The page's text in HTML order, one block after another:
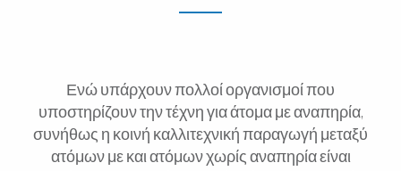
Ενώ υπάρχουν πολλοί οργανισμοί που
υποστηρίζουν την τέχνη για άτομα με αναπηρία,
συνήθως η κοινή καλλιτεχνική παραγωγή μεταξύ
ατόμων με και ατόμων χωρίς αναπηρία είναι